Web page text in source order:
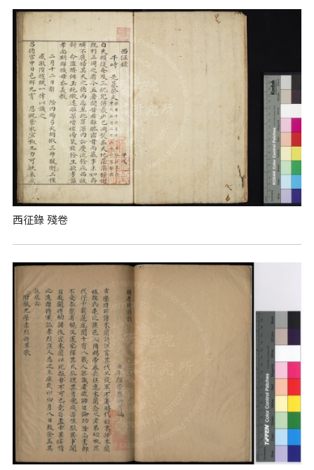
西征錄 殘卷